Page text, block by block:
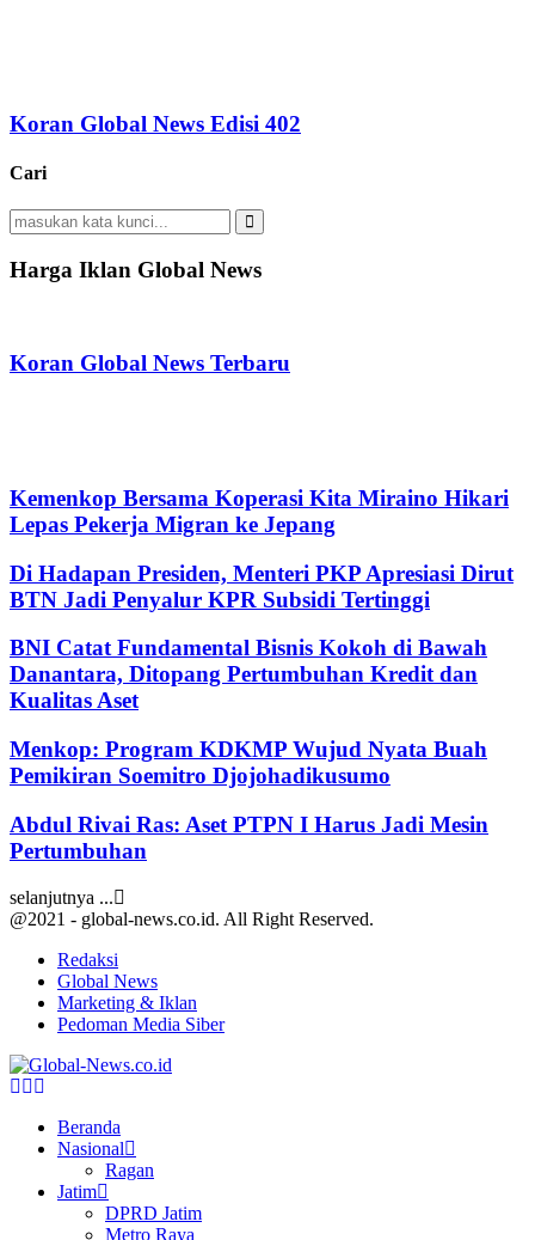
Koran Global News Edisi 402
Cari
Search
for:
Search
Harga Iklan Global News
Koran Global News Terbaru
Kemenkop Bersama Koperasi Kita Miraino Hikari
Lepas Pekerja Migran ke Jepang
Di Hadapan Presiden, Menteri PKP Apresiasi Dirut
BTN Jadi Penyalur KPR Subsidi Tertinggi
BNI Catat Fundamental Bisnis Kokoh di Bawah
Danantara, Ditopang Pertumbuhan Kredit dan
Kualitas Aset
Menkop: Program KDKMP Wujud Nyata Buah
Pemikiran Soemitro Djojohadikusumo
Abdul Rivai Ras: Aset PTPN I Harus Jadi Mesin
Pertumbuhan
selanjutnya ...
@2021 - global-news.co.id. All Right Reserved.
Redaksi
Global News
Marketing & Iklan
Pedoman Media Siber
Facebook
Twitter
Beranda
Nasional
Ragan
Jatim
DPRD Jatim
Metro Raya